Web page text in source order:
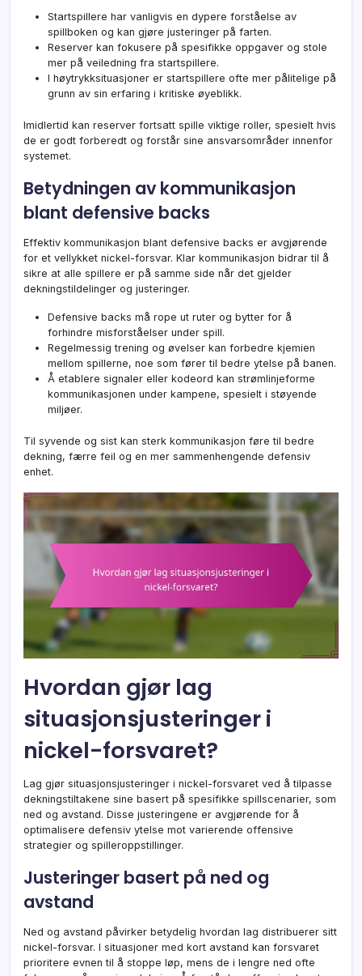
Startspillere har vanligvis en dypere forståelse av
spillboken og kan gjøre justeringer på farten.
Reserver kan fokusere på spesifikke oppgaver og stole
mer på veiledning fra startspillere.
I høytrykksituasjoner er startspillere ofte mer pålitelige på
grunn av sin erfaring i kritiske øyeblikk.
Imidlertid kan reserver fortsatt spille viktige roller, spesielt hvis
de er godt forberedt og forstår sine ansvarsområder innenfor
systemet.
Betydningen av kommunikasjon
blant defensive backs
Effektiv kommunikasjon blant defensive backs er avgjørende
for et vellykket nickel-forsvar. Klar kommunikasjon bidrar til å
sikre at alle spillere er på samme side når det gjelder
dekningstildelinger og justeringer.
Defensive backs må rope ut ruter og bytter for å
forhindre misforståelser under spill.
Regelmessig trening og øvelser kan forbedre kjemien
mellom spillerne, noe som fører til bedre ytelse på banen.
Å etablere signaler eller kodeord kan strømlinjeforme
kommunikasjonen under kampene, spesielt i støyende
miljøer.
Til syvende og sist kan sterk kommunikasjon føre til bedre
dekning, færre feil og en mer sammenhengende defensiv
enhet.
Hvordan gjør lag
situasjonsjusteringer i
nickel-forsvaret?
Lag gjør situasjonsjusteringer i nickel-forsvaret ved å tilpasse
dekningstiltakene sine basert på spesifikke spillscenarier, som
ned og avstand. Disse justeringene er avgjørende for å
optimalisere defensiv ytelse mot varierende offensive
strategier og spilleroppstillinger.
Justeringer basert på ned og
avstand
Ned og avstand påvirker betydelig hvordan lag distribuerer sitt
nickel-forsvar. I situasjoner med kort avstand kan forsvaret
prioritere evnen til å stoppe løp, mens de i lengre ned ofte